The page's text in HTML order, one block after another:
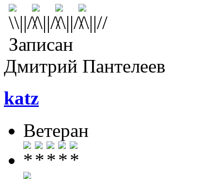
Записан
Дмитрий Пантелеев
katz
Ветеран